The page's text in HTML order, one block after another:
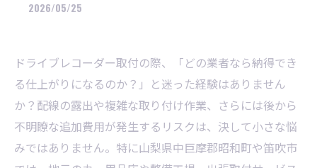
2026/05/25
ドライブレコーダー取付の際、「どの業者なら納得でき
る仕上がりになるのか？」と迷った経験はありません
か？配線の露出や複雑な取り付け作業、さらには後から
不明瞭な追加費用が発生するリスクは、決して小さな悩
みではありません。特に山梨県中巨摩郡昭和町や笛吹市